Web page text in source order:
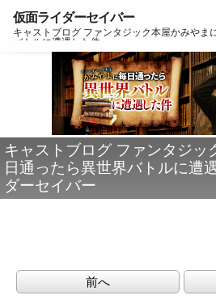
仮面ライダーセイバー
キャストブログ ファンタジック本屋かみやま
バトルに遭遇した件
キャストブログ ファンタジッ
日通ったら異世界バトルに遭
ダーセイバー
前へ